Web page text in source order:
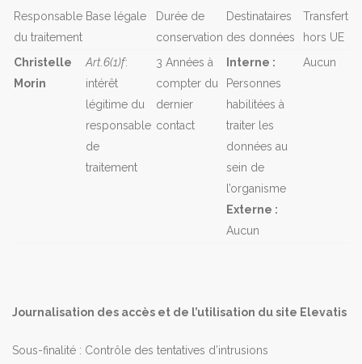
Responsable
du traitement
Base légale
Durée de
conservation
Destinataires
des données
Transfert
hors UE
Christelle
Morin
Art.6(1)f:
intérêt
légitime du
responsable
de
traitement
3 Années à
compter du
dernier
contact
Interne :
Personnes
habilitées à
traiter les
données au
sein de
l’organisme
Externe :
Aucun
Aucun
Journalisation des accès et de l’utilisation du site Elevatis
Sous-finalité : Contrôle des tentatives d’intrusions